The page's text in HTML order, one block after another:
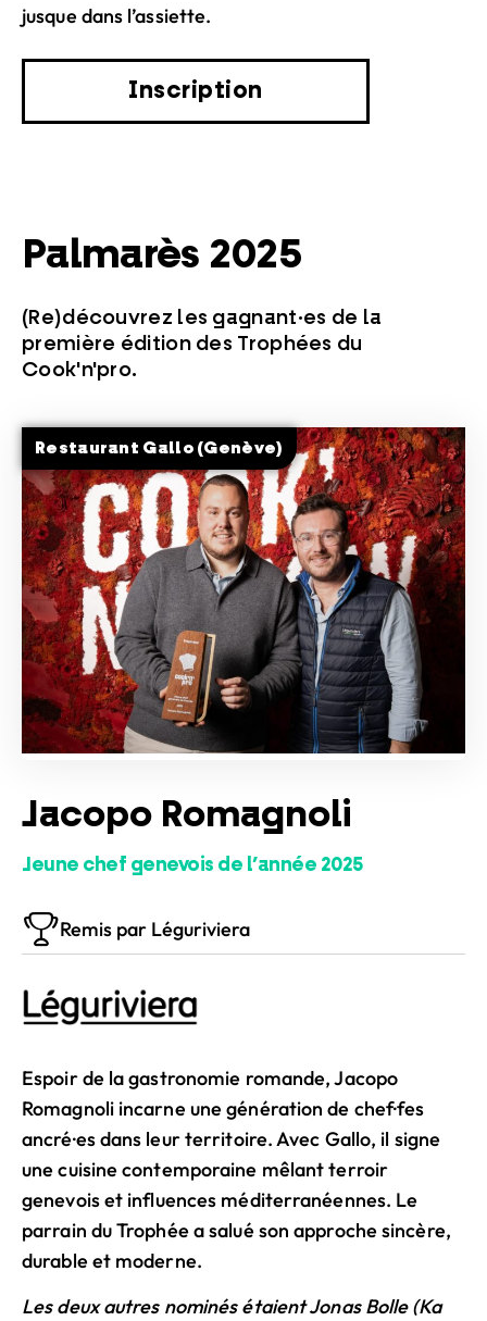
jusque dans l’assiette.
Inscription
Palmarès 2025
(Re)découvrez les gagnant·es de la
première édition des Trophées du
Cook'n'pro.
Restaurant Gallo (Genève)
Jacopo Romagnoli
Jeune chef genevois de l’année 2025
Remis par Léguriviera
Espoir de la gastronomie romande, Jacopo
Romagnoli incarne une génération de chef·fes
ancré·es dans leur territoire. Avec Gallo, il signe
une cuisine contemporaine mêlant terroir
genevois et influences méditerranéennes. Le
parrain du Trophée a salué son approche sincère,
durable et moderne.
Les deux autres nominés étaient Jonas Bolle (Ka